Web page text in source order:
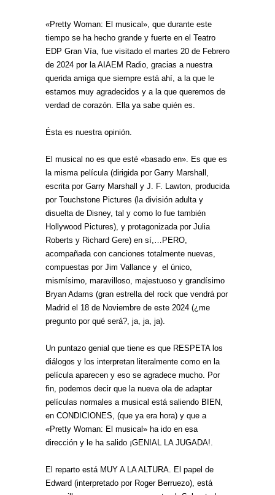
«Pretty Woman: El musical», que durante este
tiempo se ha hecho grande y fuerte en el Teatro
EDP Gran Vía, fue visitado el martes 20 de Febrero
de 2024 por la AIAEM Radio, gracias a nuestra
querida amiga que siempre está ahí, a la que le
estamos muy agradecidos y a la que queremos de
verdad de corazón. Ella ya sabe quién es.
Ésta es nuestra opinión.
El musical no es que esté «basado en». Es que es
la misma película (dirigida por Garry Marshall,
escrita por Garry Marshall y J. F. Lawton, producida
por Touchstone Pictures (la división adulta y
disuelta de Disney, tal y como lo fue también
Hollywood Pictures), y protagonizada por Julia
Roberts y Richard Gere) en sí,…PERO,
acompañada con canciones totalmente nuevas,
compuestas por Jim Vallance y el único,
mismísimo, maravilloso, majestuoso y grandísimo
Bryan Adams (gran estrella del rock que vendrá por
Madrid el 18 de Noviembre de este 2024 (¿me
pregunto por qué será?, ja, ja, ja).
Un puntazo genial que tiene es que RESPETA los
diálogos y los interpretan literalmente como en la
película aparecen y eso se agradece mucho. Por
fin, podemos decir que la nueva ola de adaptar
películas normales a musical está saliendo BIEN,
en CONDICIONES, (que ya era hora) y que a
«Pretty Woman: El musical» ha ido en esa
dirección y le ha salido ¡GENIAL LA JUGADA!.
El reparto está MUY A LA ALTURA. El papel de
Edward (interpretado por Roger Berruezo), está